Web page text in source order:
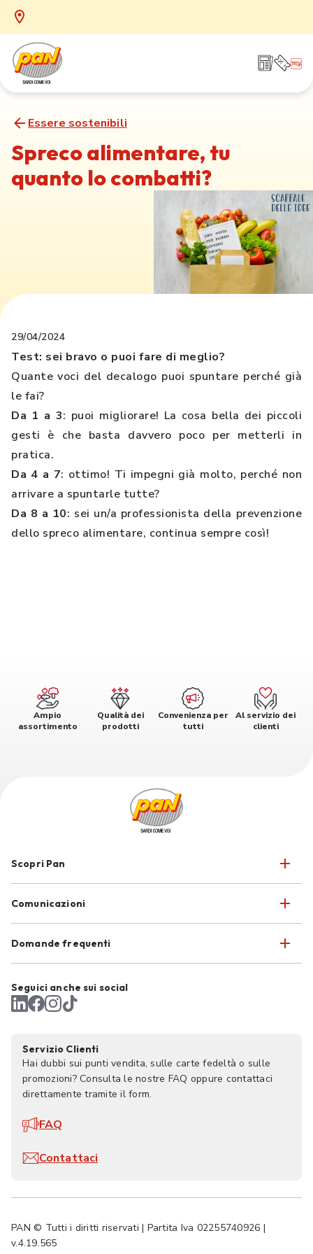
Essere sostenibili
Spreco alimentare, tu
quanto lo combatti?
29/04/2024
Test: sei bravo o puoi fare di meglio?
Quante voci del decalogo puoi spuntare perché già
le fai?
Da 1 a 3: puoi migliorare! La cosa bella dei piccoli
gesti è che basta davvero poco per metterli in
pratica.
Da 4 a 7: ottimo! Ti impegni già molto, perché non
arrivare a spuntarle tutte?
Da 8 a 10: sei un/a professionista della prevenzione
dello spreco alimentare, continua sempre così!
Ampio
assortimento
Qualità dei
prodotti
Convenienza per
tutti
Al servizio dei
clienti
Scopri Pan
Comunicazioni
Domande frequenti
Seguici anche sui social
Servizio Clienti
Hai dubbi sui punti vendita, sulle carte fedeltà o sulle
promozioni? Consulta le nostre FAQ oppure contattaci
direttamente tramite il form.
FAQ
Contattaci
PAN © Tutti i diritti riservati | Partita Iva 02255740926 |
v.4.19.565